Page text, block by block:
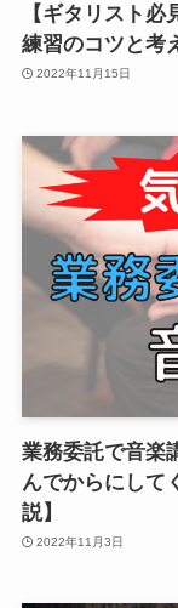
【ギタリスト
練習のコツと考
2022年11月15日
業務委託で音楽
んでからにして
説】
2022年11月3日